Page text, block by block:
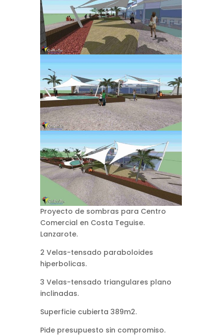
Proyecto de sombras para Centro
Comercial en Costa Teguise.
Lanzarote.
2 Velas-tensado paraboloides
hiperbolicas.
3 Velas-tensado triangulares plano
inclinadas.
Superficie cubierta 389m2.
Pide presupuesto sin compromiso.